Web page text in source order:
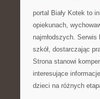
portal Biały Kotek to
opiekunach,
najmłodszych.
szkół, dostarczając
Strona stanowi
interesujące
dzieci na różnych